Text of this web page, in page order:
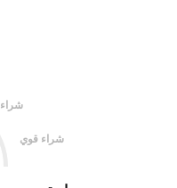
شراء
شراء قوي